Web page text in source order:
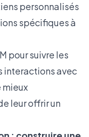
personnalisés
spécifiques à
pour suivre les
interactions avec
mieux
leur offrir un